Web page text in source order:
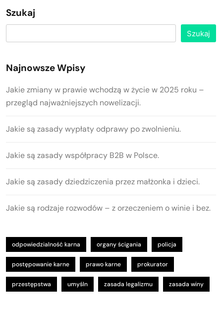
Szukaj
Szukaj
Najnowsze Wpisy
Jakie zmiany w prawie wchodzą w życie w 2025 roku –
przegląd najważniejszych nowelizacji.
Jakie są zasady wypłaty odprawy po zwolnieniu.
Jakie są zasady współpracy B2B w Polsce.
Jakie są zasady dziedziczenia przez małżonka i dzieci.
Jakie są rodzaje rozwodów – z orzeczeniem o winie i bez.
odpowiedzialność karna organy ścigania policja
postępowanie karne prawo karne prokurator
przestępstwa umyśln zasada legalizmu zasada winy